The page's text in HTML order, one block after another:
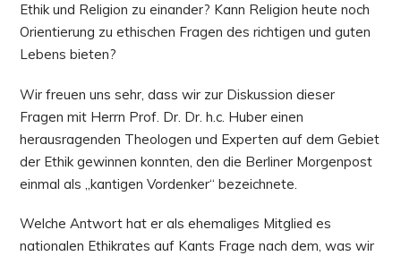
Ethik und Religion zu einander? Kann Religion heute noch
Orientierung zu ethischen Fragen des richtigen und guten
Lebens bieten?
Wir freuen uns sehr, dass wir zur Diskussion dieser
Fragen mit Herrn Prof. Dr. Dr. h.c. Huber einen
herausragenden Theologen und Experten auf dem Gebiet
der Ethik gewinnen konnten, den die Berliner Morgenpost
einmal als „kantigen Vordenker“ bezeichnete.
Welche Antwort hat er als ehemaliges Mitglied es
nationalen Ethikrates auf Kants Frage nach dem, was wir